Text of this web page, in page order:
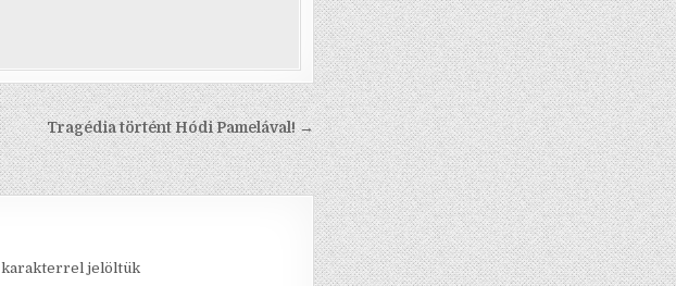
Tragédia történt Hódi Pamelával! →
karakterrel jelöltük